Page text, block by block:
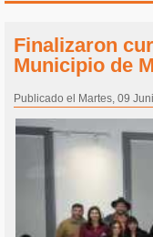
Finalizaron
Municipio de
Publicado el Martes, 09